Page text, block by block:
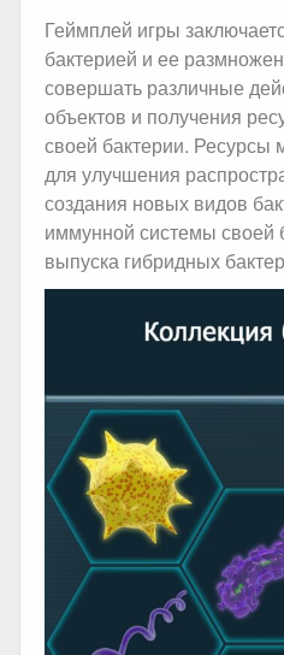
Геймплей игры
бактерией и ее
совершать различные
объектов и получения
своей бактерии. Ресурсы
для улучшения
создания новых видов
иммунной системы своей
выпуска гибридных